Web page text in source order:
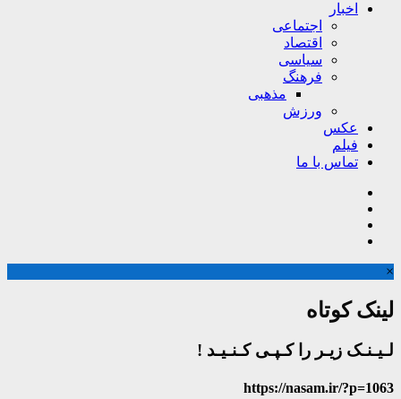
اخبار
اجتماعی
اقتصاد
سیاسی
فرهنگ
مذهبی
ورزش
عکس
فیلم
تماس با ما
×
لینک کوتاه
لـیـنـک زیـر را کـپـی کـنـیـد !
https://nasam.ir/?p=1063